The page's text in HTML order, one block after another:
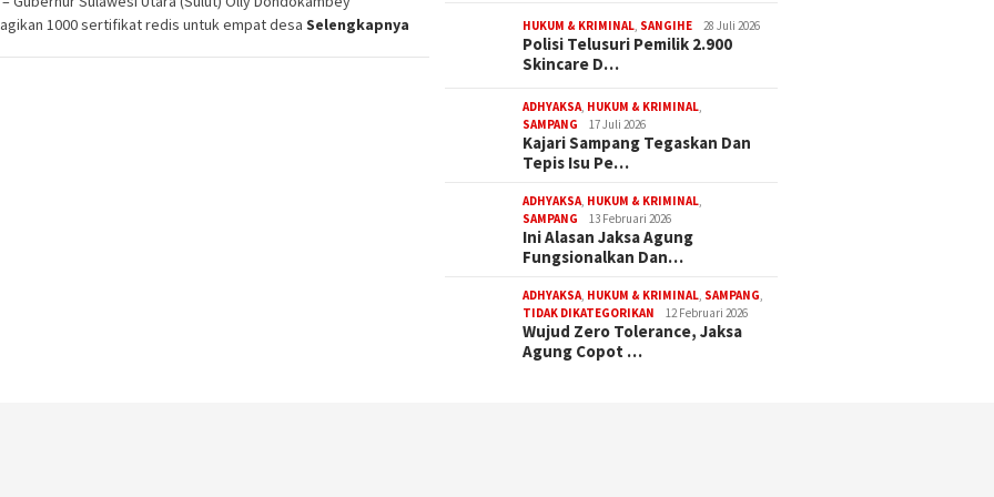
1000 sertifikat redis untuk empat desa Selengkapnya HUKUM & KRIMINAL, SANGIHE 28 Juli 2026
Polisi Telusuri Pemilik 2.900
Skincare D…
ADHYAKSA, HUKUM & KRIMINAL,
SAMPANG
17 Juli 2026
Kajari Sampang Tegaskan Dan
Tepis Isu Pe…
ADHYAKSA, HUKUM & KRIMINAL,
SAMPANG
13 Februari 2026
Ini Alasan Jaksa Agung
Fungsionalkan Dan…
ADHYAKSA, HUKUM & KRIMINAL, SAMPANG,
TIDAK DIKATEGORIKAN
12 Februari 2026
Wujud Zero Tolerance, Jaksa
Agung Copot …